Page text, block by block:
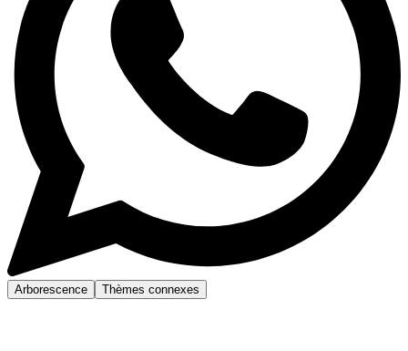
Arborescence Thèmes connexes